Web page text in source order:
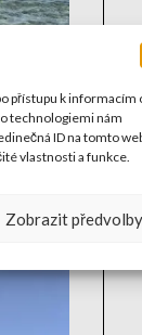
přístupu k informacím
technologiemi nám
ID na tomto
vlastnosti a funkce.
Zobrazit
ale